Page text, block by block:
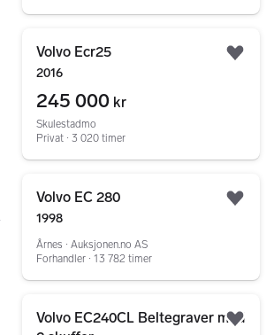
Volvo Ecr25
2016
245 000 kr
Skulestadmo
Privat ∙ 3 020 timer
Volvo EC 280
1998
Årnes ∙ Auksjonen.no AS
Forhandler ∙ 13 782 timer
Volvo EC240CL Beltegraver med